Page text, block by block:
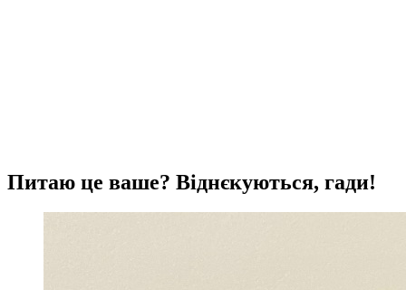
Питаю це ваше? Віднєкуються, гади!